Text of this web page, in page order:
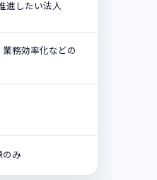
進したい法人
務効率化などの
のみ